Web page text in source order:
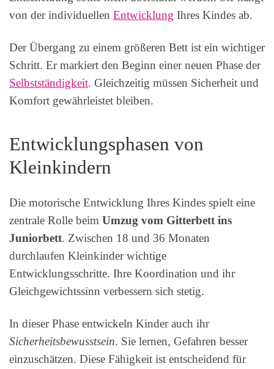
von der individuellen Entwicklung Ihres Kindes ab.
Der Übergang zu einem größeren Bett ist ein wichtiger
Schritt. Er markiert den Beginn einer neuen Phase der
Selbstständigkeit. Gleichzeitig müssen Sicherheit und
Komfort gewährleistet bleiben.
Entwicklungsphasen von
Kleinkindern
Die motorische Entwicklung Ihres Kindes spielt eine
zentrale Rolle beim Umzug vom Gitterbett ins
Juniorbett. Zwischen 18 und 36 Monaten
durchlaufen Kleinkinder wichtige
Entwicklungsschritte. Ihre Koordination und ihr
Gleichgewichtssinn verbessern sich stetig.
In dieser Phase entwickeln Kinder auch ihr
Sicherheitsbewusstsein. Sie lernen, Gefahren besser
einzuschätzen. Diese Fähigkeit ist entscheidend für